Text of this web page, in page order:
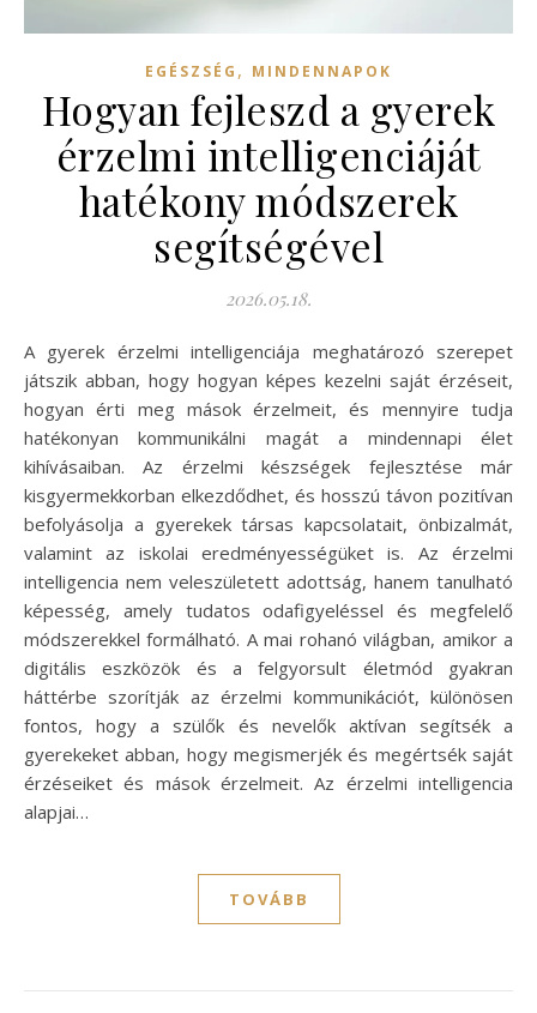
EGÉSZSÉG , MINDENNAPOK
Hogyan fejleszd a gyerek
érzelmi intelligenciáját
hatékony módszerek
segítségével
2026.05.18.
A gyerek érzelmi intelligenciája meghatározó szerepet
játszik abban, hogy hogyan képes kezelni saját érzéseit,
hogyan érti meg mások érzelmeit, és mennyire tudja
hatékonyan kommunikálni magát a mindennapi élet
kihívásaiban. Az érzelmi készségek fejlesztése már
kisgyermekkorban elkezdődhet, és hosszú távon pozitívan
befolyásolja a gyerekek társas kapcsolatait, önbizalmát,
valamint az iskolai eredményességüket is. Az érzelmi
intelligencia nem veleszületett adottság, hanem tanulható
képesség, amely tudatos odafigyeléssel és megfelelő
módszerekkel formálható. A mai rohanó világban, amikor a
digitális eszközök és a felgyorsult életmód gyakran
háttérbe szorítják az érzelmi kommunikációt, különösen
fontos, hogy a szülők és nevelők aktívan segítsék a
gyerekeket abban, hogy megismerjék és megértsék saját
érzéseiket és mások érzelmeit. Az érzelmi intelligencia
alapjai…
TOVÁBB